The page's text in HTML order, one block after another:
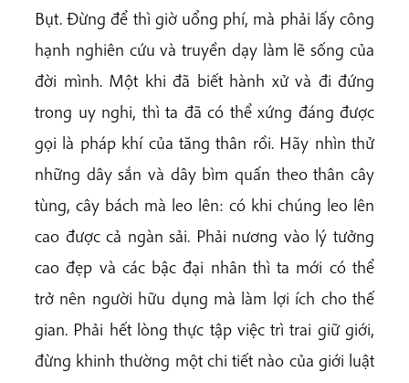
Bụt. Đừng để thì giờ uổng phí, mà phải lấy công
hạnh nghiên cứu và truyền dạy làm lẽ sống của
đời mình. Một khi đã biết hành xử và đi đứng
trong uy nghi, thì ta đã có thể xứng đáng được
gọi là pháp khí của tăng thân rồi. Hãy nhìn thử
những dây sắn và dây bìm quấn theo thân cây
tùng, cây bách mà leo lên: có khi chúng leo lên
cao được cả ngàn sải. Phải nương vào lý tưởng
cao đẹp và các bậc đại nhân thì ta mới có thể
trở nên người hữu dụng mà làm lợi ích cho thế
gian. Phải hết lòng thực tập việc trì trai giữ giới,
đừng khinh thường một chi tiết nào của giới luật